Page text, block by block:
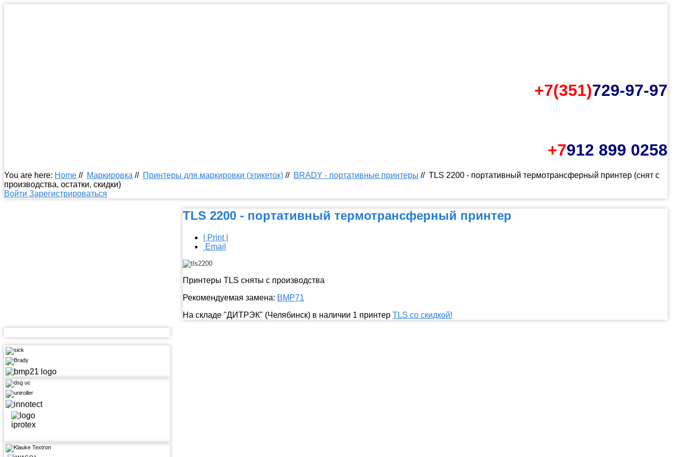
+7(351)729-97-97
+7912 899 0258
You are here: Home // Маркировка // Принтеры для маркировки (этикеток) // BRADY - портативные принтеры // TLS 2200 - портативный термотрансферный принтер (снят с
производства, остатки, скидки)
Войти Зарегистрироваться
TLS 2200 - портативный термотрансферный принтер
| Print |
Email
Принтеры TLS сняты с производства
Рекомендуемая замена: BMP71
На складе "ДИТРЭК" (Челябинск) в наличии 1 принтер TLS со скидкой!